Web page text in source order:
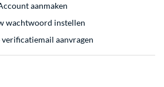
aanmaken
wachtwoord instellen
aanvragen